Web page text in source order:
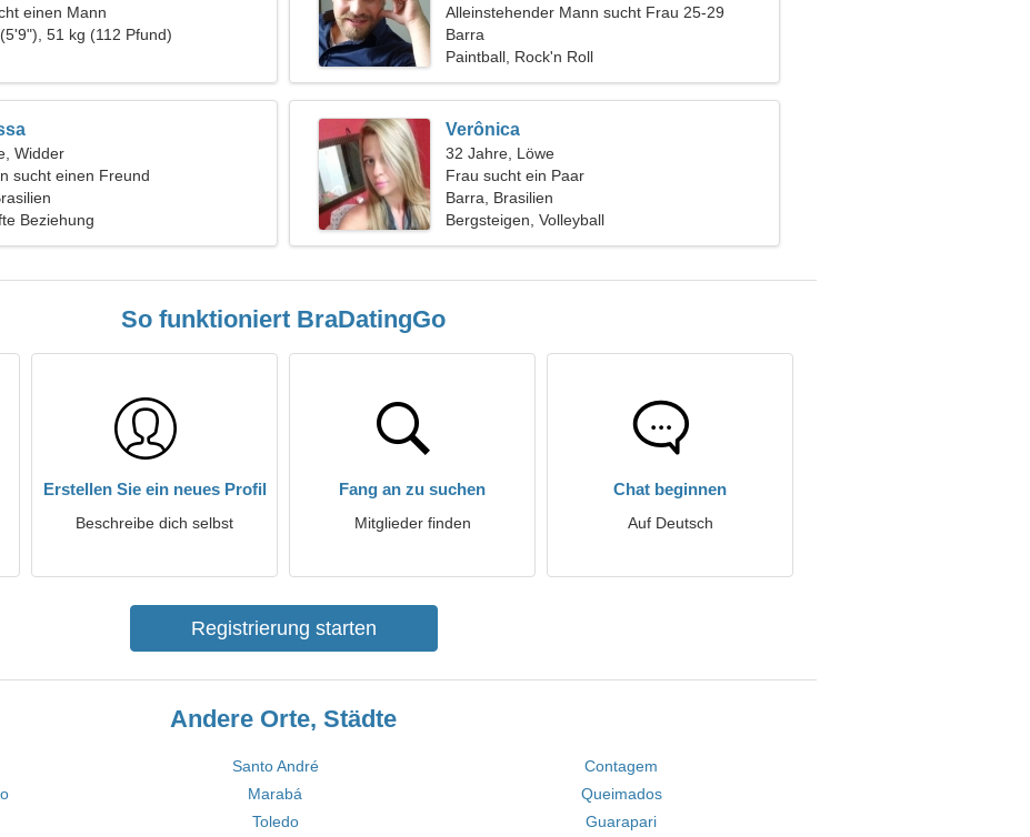
einen Mann
51 kg (112 Pfund)
Alleinstehender Mann sucht Frau 25-29
Barra
Paintball, Rock'n Roll
Widder
sucht einen Freund
Beziehung
Verônica
32 Jahre, Löwe
Frau sucht ein Paar
Barra, Brasilien
Bergsteigen, Volleyball
So funktioniert BraDatingGo
Erstellen Sie ein neues Profil
Beschreibe dich selbst
Fang an zu suchen
Mitglieder finden
Chat beginnen
Auf Deutsch
Registrierung starten
Andere Orte, Städte
Santo André
Contagem
Marabá
Queimados
Toledo Guarapari